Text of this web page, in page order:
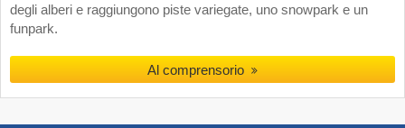
degli alberi e raggiungono piste variegate, uno snowpark e un
funpark.
Al comprensorio